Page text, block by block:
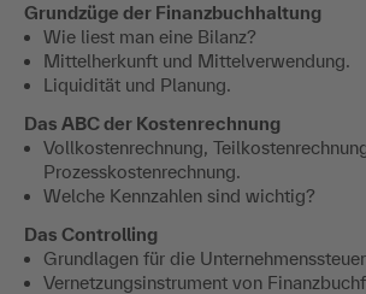
Grundzüge der Finanzbuchhaltung
Wie liest man eine Bilanz?
Mittelherkunft und Mittelverwendung.
Liquidität und Planung.
Das ABC der Kostenrechnung
Vollkostenrechnung,
Prozesskostenrechnung.
Welche Kennzahlen sind wichtig?
Das Controlling
Grundlagen für die
Vernetzungsinstrument von